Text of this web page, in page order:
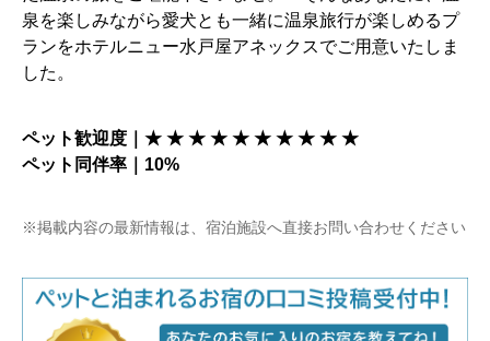
泉を楽しみながら愛犬とも一緒に温泉旅行が楽しめるプ
ランをホテルニュー水戸屋アネックスでご用意いたしま
した。
ペット歓迎度｜★ ★ ★ ★ ★ ★ ★ ★ ★ ★
ペット同伴率｜10%
※掲載内容の最新情報は、宿泊施設へ直接お問い合わせください